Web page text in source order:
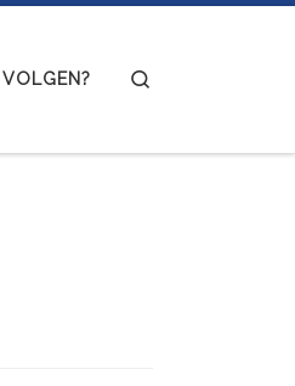
VOLGEN?